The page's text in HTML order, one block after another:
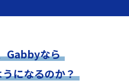
Gabbyなら
になるのか？